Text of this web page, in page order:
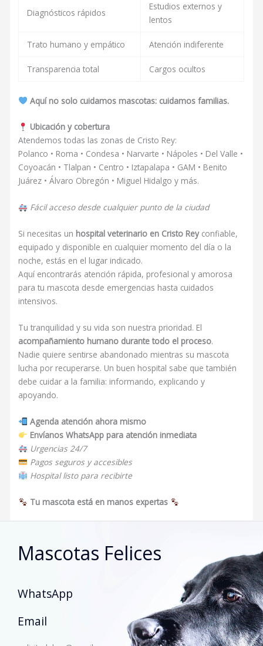
Diagnósticos rápidos
Estudios externos y
lentos
Trato humano y empático Atención indiferente
Transparencia total Cargos ocultos
Aquí no solo cuidamos mascotas: cuidamos familias.
Ubicación y cobertura
Atendemos todas las zonas de Cristo Rey:
Polanco • Roma • Condesa • Narvarte • Nápoles • Del Valle •
Coyoacán • Tlalpan • Centro • Iztapalapa • GAM • Benito
Juárez • Álvaro Obregón • Miguel Hidalgo y más.
Fácil acceso desde cualquier punto de la ciudad
Si necesitas un hospital veterinario en Cristo Reyconfiable,
equipado y disponible en cualquier momento del día o la
noche, estás en el lugar indicado.
Aquí encontrarás atención rápida, profesional y amorosa
para tu mascota desde emergencias hasta cuidados
intensivos.
Tu tranquilidad y su vida son nuestra prioridad. El
acompañamiento humano durante todo el proceso.
Nadie quiere sentirse abandonado mientras su mascota
lucha por recuperarse. Un buen hospital sabe que también
debe cuidar a la familia: informando, explicando y
apoyando.
Agenda atención ahora mismo
Envíanos WhatsApp para atención inmediata
Urgencias 24/7
Pagos seguros y accesibles
Hospital listo para recibirte
Tu mascota está en manos expertas
Mascotas Felices
WhatsApp
Email